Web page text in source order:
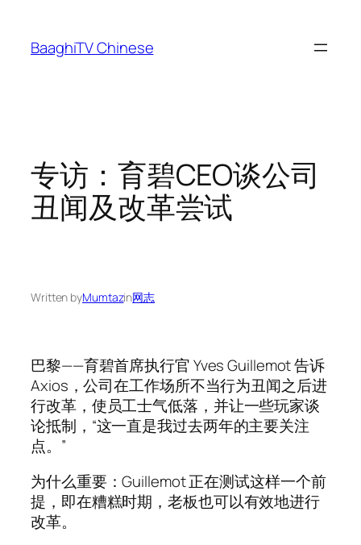
content
BaaghiTV Chinese
专访：育碧CEO谈公司
丑闻及改革尝试
Written byMumtazin网志
巴黎——育碧首席执行官 Yves Guillemot 告诉
Axios，公司在工作场所不当行为丑闻之后进
行改革，使员工士气低落，并让一些玩家谈
论抵制，“这一直是我过去两年的主要关注
点。”
为什么重要：Guillemot 正在测试这样一个前
提，即在糟糕时期，老板也可以有效地进行
改革。